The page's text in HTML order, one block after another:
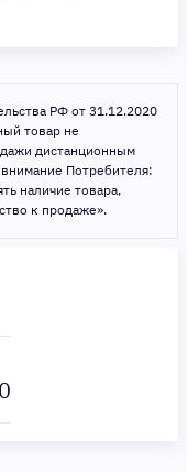
РФ от 31.12.2020
товар не
дистанционным
Потребителя:
наличие товара,
к продаже».